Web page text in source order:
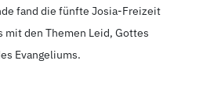
fand die fünfte Josia-Freizeit
den Themen Leid, Gottes
Evangeliums.